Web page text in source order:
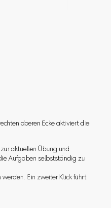
oberen Ecke aktiviert die
aktuellen Übung und
Aufgaben selbstständig zu
Ein zweiter Klick führt